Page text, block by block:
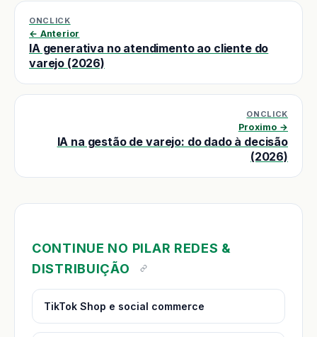
ONCLICK
← Anterior
IA generativa no atendimento ao cliente do
varejo (2026)
ONCLICK
Proximo →
IA na gestão de varejo: do dado à decisão
(2026)
CONTINUE NO PILAR REDES &
DISTRIBUIÇÃO
TikTok Shop e social commerce